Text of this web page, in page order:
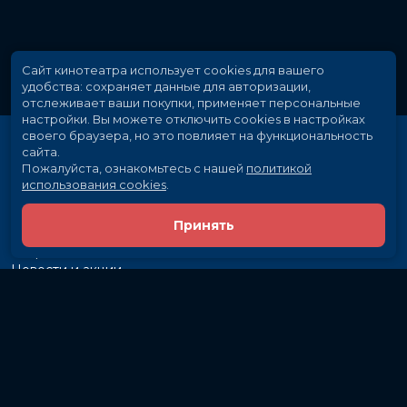
Скоро в кино
Новости и акции
Сайт кинотеатра использует cookies для вашего
удобства: сохраняет данные для авторизации,
отслеживает ваши покупки, применяет персональные
настройки. Вы можете отключить cookies в настройках
своего браузера, но это повлияет на функциональность
сайта.
Пожалуйста, ознакомьтесь с нашей политикой
использования cookies
Принять